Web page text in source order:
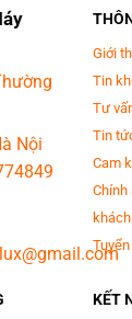
đá dạng xoay ,
việc bảo quản
, gồm ngăn chứa,
kế thêm khay
Nội
Giới
Tin
Tư
Tin
Cam
Chính
KẾT